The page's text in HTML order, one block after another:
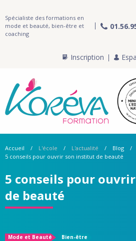
Spécialiste des formations en
mode et beauté, bien-être et
coaching
Inscription
Accueil L'école L'actualité
Blog
5 conseils pour ouvrir son institut de beauté
5 conseils pour
de beauté
Mode et Beauté Bien-être